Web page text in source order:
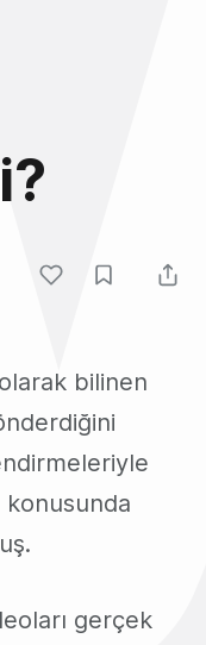
bilinen
konusunda
gerçek